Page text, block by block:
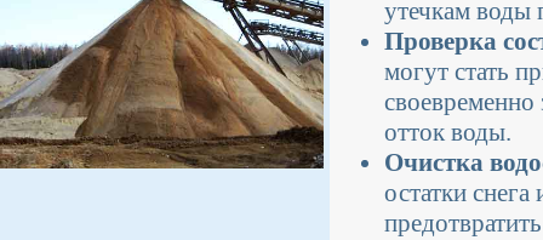
утечкам воды
Проверка
могут стать
отток воды.
Очистка
остатки